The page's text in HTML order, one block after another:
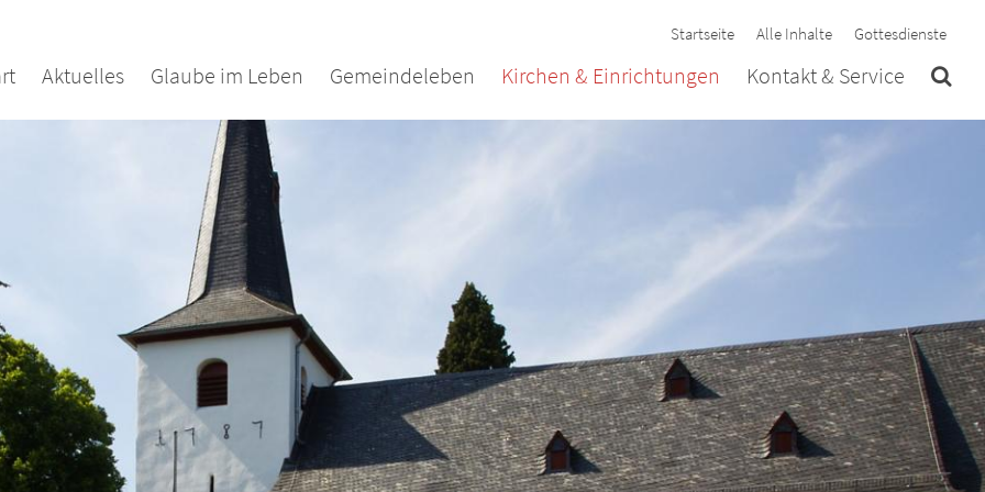
Startseite Alle Inhalte Gottesdienste
Aktuelles Glaube im Leben Gemeindeleben Kirchen & Einrichtungen Kontakt & Service